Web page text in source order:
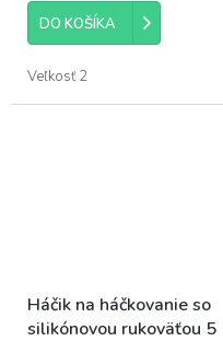
DO KOŠÍKA
Veľkosť 2
Háčik na háčkovanie so
silikónovou rukoväťou 5